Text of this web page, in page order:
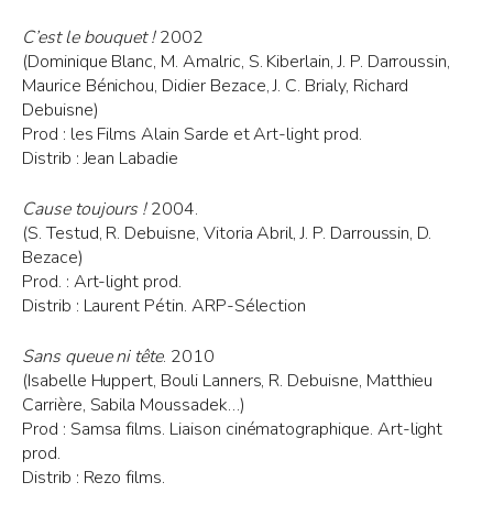
C’est le bouquet !2002
(Dominique Blanc, M. Amalric, S. Kiberlain, J. P. Darroussin,
Maurice Bénichou, Didier Bezace, J. C. Brialy, Richard
Debuisne)
Prod : les Films Alain Sarde et Art-light prod.
Distrib : Jean Labadie
Cause toujours !2004.
(S. Testud, R. Debuisne, Vitoria Abril, J. P. Darroussin, D.
Bezace)
Prod. : Art-light prod.
Distrib : Laurent Pétin. ARP-Sélection
Sans queue ni tête. 2010
(Isabelle Huppert, Bouli Lanners, R. Debuisne, Matthieu
Carrière, Sabila Moussadek…)
Prod : Samsa films. Liaison cinématographique. Art-light
prod.
Distrib : Rezo films.